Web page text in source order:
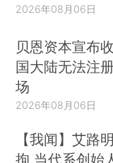
2026年08月06日
贝恩资本宣布
国大陆无法注
场
2026年08月06日
【我闻】艾路
拘 当代系创始